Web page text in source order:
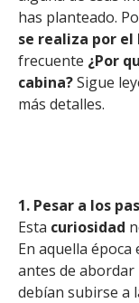
has planteado.
se realiza por
frecuente ¿Por
cabina?Sigue
más detalles.
1. Pesar a los
Esta curiosidad
En aquella
antes de abordar
debían subirse a